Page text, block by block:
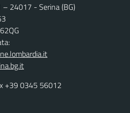
– 24017 - Serina (BG)
+39 0345 56012